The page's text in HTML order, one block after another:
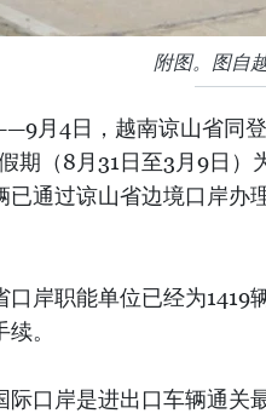
附图。图自
月4日，越南谅山省同
期（8月31日至3月9日）
已通过谅山省边境口岸办
口岸职能单位已经为
。
际口岸是进出口车辆通关